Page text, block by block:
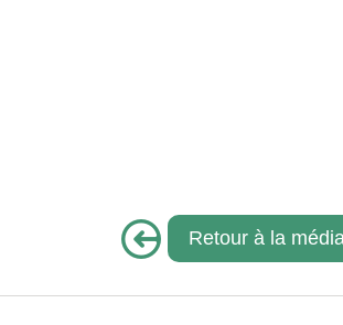
Retour à la